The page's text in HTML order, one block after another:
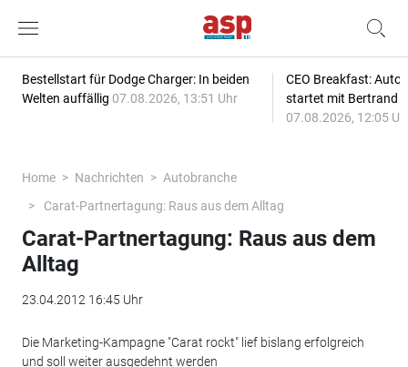
Bestellstart für Dodge Charger: In beiden
Welten auffällig 07.08.2026, 13:51 Uhr
CEO Breakfast:
startet mit Bertrand
07.08.2026, 12:05
Home Nachrichten
Autobranche
Carat-Partnertagung: Raus aus dem Alltag
Carat-Partnertagung: Raus aus dem
Alltag
23.04.2012 16:45 Uhr
Die Marketing-Kampagne "Carat rockt" lief bislang erfolgreich
und soll weiter ausgedehnt werden